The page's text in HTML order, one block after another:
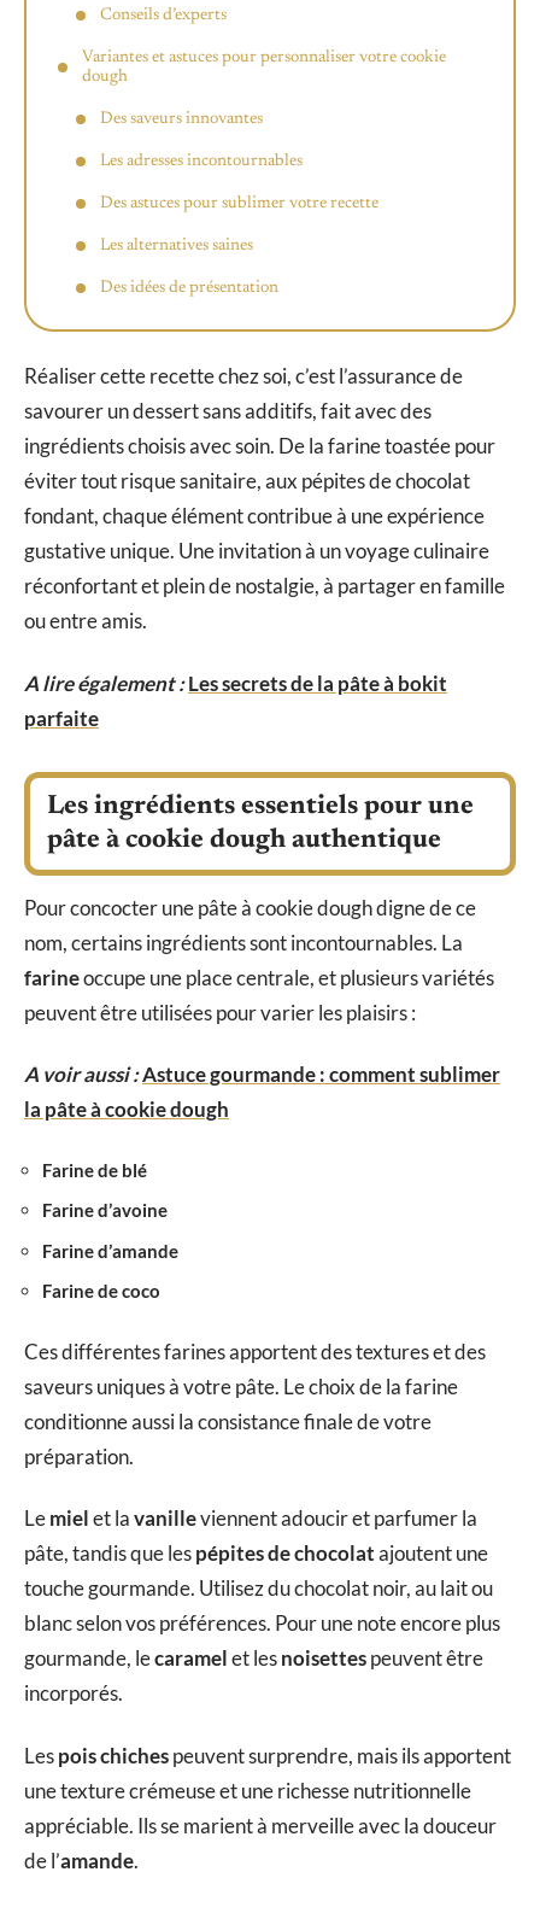
Conseils d’experts
Variantes et astuces pour personnaliser votre cookie
dough
Des saveurs innovantes
Les adresses incontournables
Des astuces pour sublimer votre recette
Les alternatives saines
Des idées de présentation
Réaliser cette recette chez soi, c’est l’assurance de
savourer un dessert sans additifs, fait avec des
ingrédients choisis avec soin. De la farine toastée pour
éviter tout risque sanitaire, aux pépites de chocolat
fondant, chaque élément contribue à une expérience
gustative unique. Une invitation à un voyage culinaire
réconfortant et plein de nostalgie, à partager en famille
ou entre amis.
A lire également :Les secrets de la pâte à bokit
parfaite
Les ingrédients essentiels pour une
pâte à cookie dough authentique
Pour concocter une pâte à cookie dough digne de ce
nom, certains ingrédients sont incontournables. La
farineoccupe une place centrale, et plusieurs variétés
peuvent être utilisées pour varier les plaisirs :
A voir aussi :Astuce gourmande : comment sublimer
la pâte à cookie dough
Farine de blé
Farine d’avoine
Farine d’amande
Farine de coco
Ces différentes farines apportent des textures et des
saveurs uniques à votre pâte. Le choix de la farine
conditionne aussi la consistance finale de votre
préparation.
Lemielet lavanilleviennent adoucir et parfumer la
pâte, tandis que lespépites de chocolatajoutent une
touche gourmande. Utilisez du chocolat noir, au lait ou
blanc selon vos préférences. Pour une note encore plus
gourmande, lecaramelet lesnoisettespeuvent être
incorporés.
Lespois chichespeuvent surprendre, mais ils apportent
une texture crémeuse et une richesse nutritionnelle
appréciable. Ils se marient à merveille avec la douceur
de l’amande.